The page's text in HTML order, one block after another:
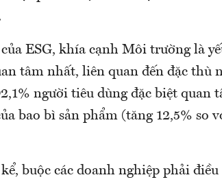
ESG, khía cạnh Môi trường là
tâm nhất, liên quan đến đặc thù
người tiêu dùng đặc biệt quan
bao bì sản phẩm (tăng 12,5% so
buộc các doanh nghiệp phải